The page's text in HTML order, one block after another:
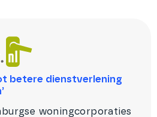
betere dienstverlening
woningcorporaties